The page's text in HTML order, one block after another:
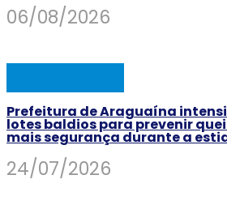
06/08/2026
Prefeitura de Araguaína
lotes baldios para prevenir
mais segurança durante a
24/07/2026